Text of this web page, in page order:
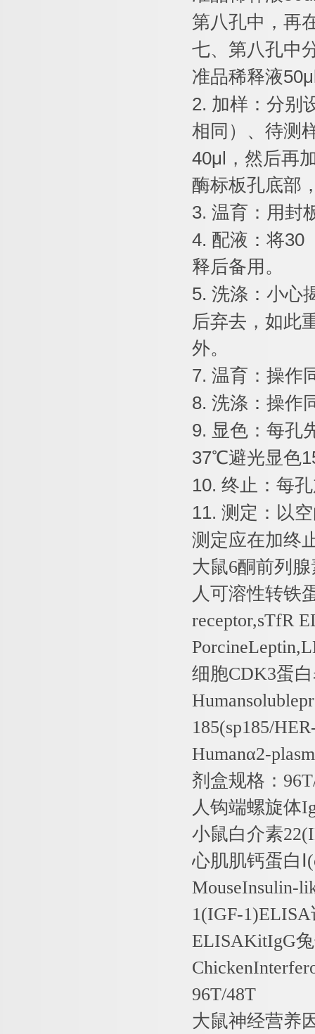
第八孔中，再
七、第八孔中
准品稀释液
2. 加样：分别
相同）、待测
40μl
，然后再
酶标板孔底部
3. 温育：用封
4. 配液：将30
释后备用。
5. 洗涤：小心
后弃去，如此
外。
7. 温育：操作
8. 洗涤：操作
9. 显色：每孔
37℃避光显色
10. 终止：每
11. 测定：以
测定应在加终
大鼠6酮前列腺
人可溶性转铁
receptor,sTfR
细胞CDK3蛋
185(sp185/
Humanα2-
剂盒规格：
人钩端螺旋体
小鼠白介素
心肌肌钙蛋白Ⅰ
MouseInsulin-
1(IGF-1)ELISA
ELISAKitIgG
96T/48T
大鼠神经营养